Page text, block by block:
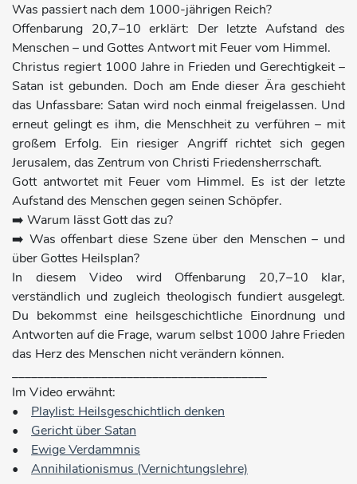
Was passiert nach dem 1000-jährigen Reich?
Offenbarung 20,7–10 erklärt: Der letzte Aufstand des
Menschen – und Gottes Antwort mit Feuer vom Himmel.
Christus regiert 1000 Jahre in Frieden und Gerechtigkeit –
Satan ist gebunden. Doch am Ende dieser Ära geschieht
das Unfassbare: Satan wird noch einmal freigelassen. Und
erneut gelingt es ihm, die Menschheit zu verführen – mit
großem Erfolg. Ein riesiger Angriff richtet sich gegen
Jerusalem, das Zentrum von Christi Friedensherrschaft.
Gott antwortet mit Feuer vom Himmel. Es ist der letzte
Aufstand des Menschen gegen seinen Schöpfer.
➡️ Warum lässt Gott das zu?
➡️ Was offenbart diese Szene über den Menschen – und
über Gottes Heilsplan?
In diesem Video wird Offenbarung 20,7–10 klar,
verständlich und zugleich theologisch fundiert ausgelegt.
Du bekommst eine heilsgeschichtliche Einordnung und
Antworten auf die Frage, warum selbst 1000 Jahre Frieden
das Herz des Menschen nicht verändern können.
________________________________________
Im Video erwähnt:
• Playlist: Heilsgeschichtlich denken
• Gericht über Satan
• Ewige Verdammnis
• Annihilationismus (Vernichtungslehre)